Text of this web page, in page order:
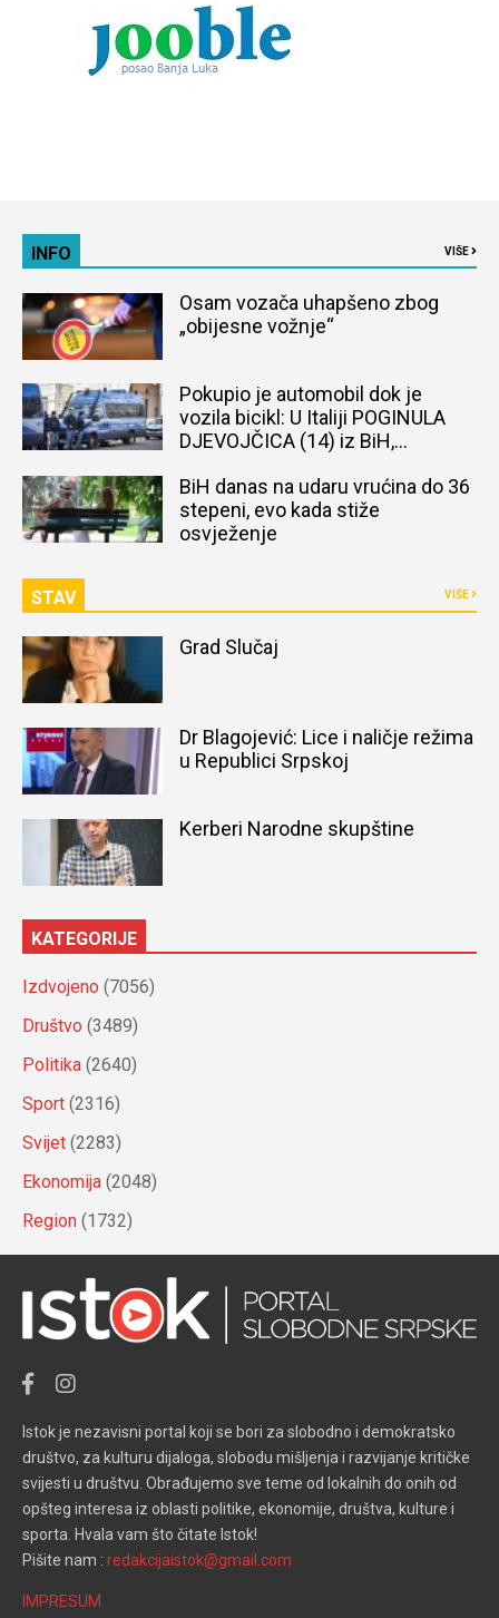
INFO VIŠE
Osam vozača uhapšeno zbog
„obijesne vožnje“
Pokupio je automobil dok je
vozila bicikl: U Italiji POGINULA
DJEVOJČICA (14) iz BiH,
BiH danas na udaru vrućina do 36
stepeni, evo kada stiže
osvježenje
STAV VIŠE
Grad Slučaj
Dr Blagojević: Lice i naličje režima
u Republici Srpskoj
Kerberi Narodne skupštine
KATEGORIJE
Izdvojeno (7056)
Društvo (3489)
Politika (2640)
Sport (2316)
Svijet (2283)
Ekonomija (2048)
Region (1732)
Istok je nezavisni portal koji se bori za slobodno i demokratsko
društvo, za kulturu dijaloga, slobodu mišljenja i razvijanje kritičke
svijesti u društvu. Obrađujemo sve teme od lokalnih do onih od
opšteg interesa iz oblasti politike, ekonomije, društva, kulture i
sporta. Hvala vam što čitate Istok!
Pišite nam : redakcijaistok@gmail.com
IMPRESUM